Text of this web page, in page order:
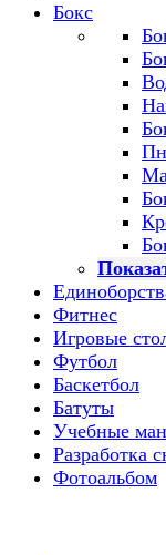
Бокс
Фитнес
Игровые
Футбол
Баскетбол
Батуты
Учебные
Разработка
Фотоальбом